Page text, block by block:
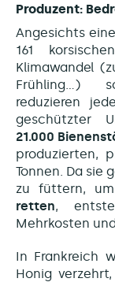
Produzent:
Angesichts
161
Klimawandel
Frühling...)
reduzieren
geschützter
21.000
produzierten,
Tonnen. Da sie
zu füttern, um
retten,
Mehrkosten
In Frankreich
Honig